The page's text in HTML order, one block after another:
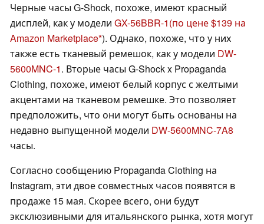
Черные часы G-Shock, похоже, имеют красный
дисплей, как у модели GX-56BBR-1(по цене $139 на
Amazon Marketplace ). Однако, похоже, что у них
также есть тканевый ремешок, как у модели DW-
5600MNC-1. Вторые часы G-Shock x Propaganda
Clothing, похоже, имеют белый корпус с желтыми
акцентами на тканевом ремешке. Это позволяет
предположить, что они могут быть основаны на
недавно выпущенной модели DW-5600MNC-7A8
часы.
Согласно сообщению Propaganda Clothing на
Instagram, эти двое совместных часов появятся в
продаже 15 мая. Скорее всего, они будут
эксклюзивными для итальянского рынка, хотя могут